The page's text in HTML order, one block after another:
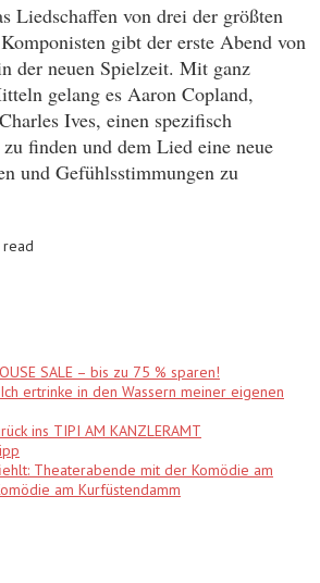
Liedschaffen von drei der größten
gibt der erste Abend von
der neuen Spielzeit. Mit ganz
gelang es Aaron Copland,
Ives, einen spezifisch
finden und dem Lied eine neue
und Gefühlsstimmungen zu
read
SALE – bis zu 75 % sparen!
ertrinke in den Wassern meiner eigenen
ins TIPI AM KANZLERAMT
Theaterabende mit der Komödie am
am Kurfüstendamm